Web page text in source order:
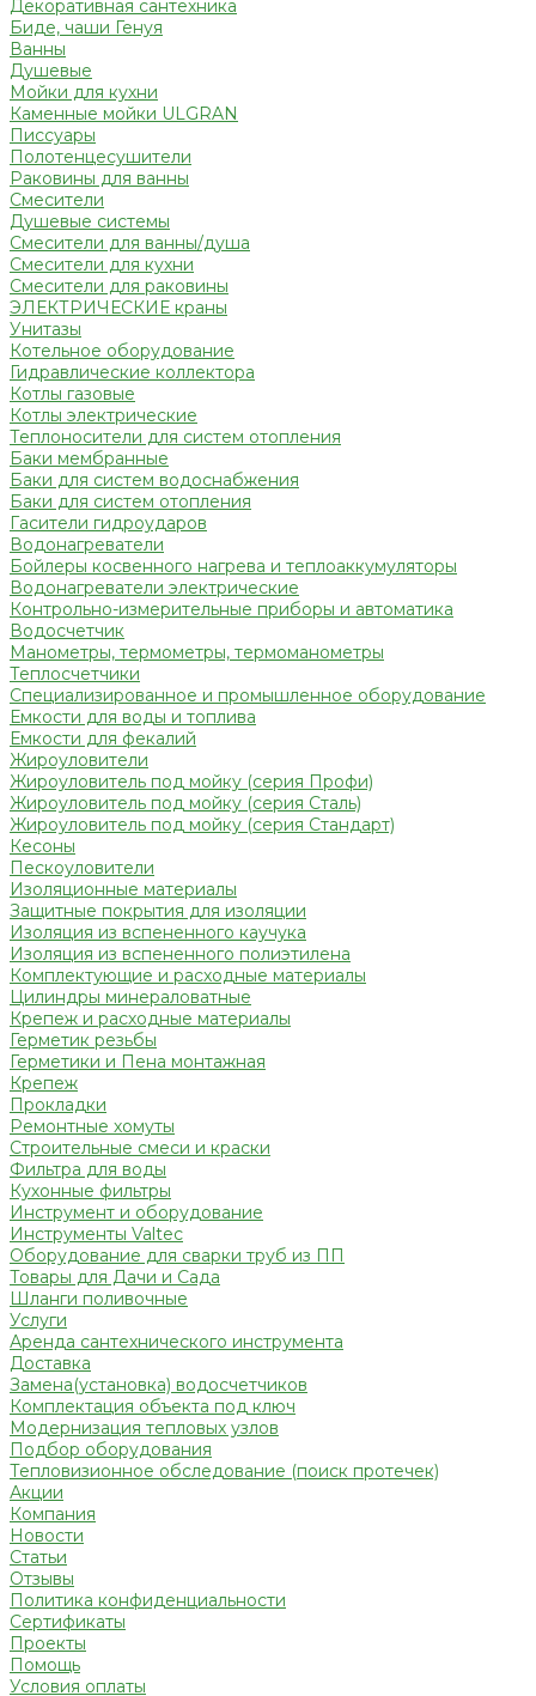
Декоративная сантехника
Биде, чаши Генуя
Ванны
Душевые
Мойки для кухни
Каменные мойки ULGRAN
Писсуары
Полотенцесушители
Раковины для ванны
Смесители
Душевые системы
Смесители для ванны/душа
Смесители для кухни
Смесители для раковины
ЭЛЕКТРИЧЕСКИЕ краны
Унитазы
Котельное оборудование
Гидравлические коллектора
Котлы газовые
Котлы электрические
Теплоносители для систем отопления
Баки мембранные
Баки для систем водоснабжения
Баки для систем отопления
Гасители гидроударов
Водонагреватели
Бойлеры косвенного нагрева и теплоаккумуляторы
Водонагреватели электрические
Контрольно-измерительные приборы и автоматика
Водосчетчик
Манометры, термометры, термоманометры
Теплосчетчики
Специализированное и промышленное оборудование
Емкости для воды и топлива
Емкости для фекалий
Жироуловители
Жироуловитель под мойку (серия Профи)
Жироуловитель под мойку (серия Сталь)
Жироуловитель под мойку (серия Стандарт)
Кесоны
Пескоуловители
Изоляционные материалы
Защитные покрытия для изоляции
Изоляция из вспененного каучука
Изоляция из вспененного полиэтилена
Комплектующие и расходные материалы
Цилиндры минераловатные
Крепеж и расходные материалы
Герметик резьбы
Герметики и Пена монтажная
Крепеж
Прокладки
Ремонтные хомуты
Строительные смеси и краски
Фильтра для воды
Кухонные фильтры
Инструмент и оборудование
Инструменты Valtec
Оборудование для сварки труб из ПП
Товары для Дачи и Сада
Шланги поливочные
Услуги
Аренда сантехнического инструмента
Доставка
Замена(установка) водосчетчиков
Комплектация объекта под ключ
Модернизация тепловых узлов
Подбор оборудования
Тепловизионное обследование (поиск протечек)
Акции
Компания
Новости
Статьи
Отзывы
Политика конфиденциальности
Сертификаты
Проекты
Помощь
Условия оплаты